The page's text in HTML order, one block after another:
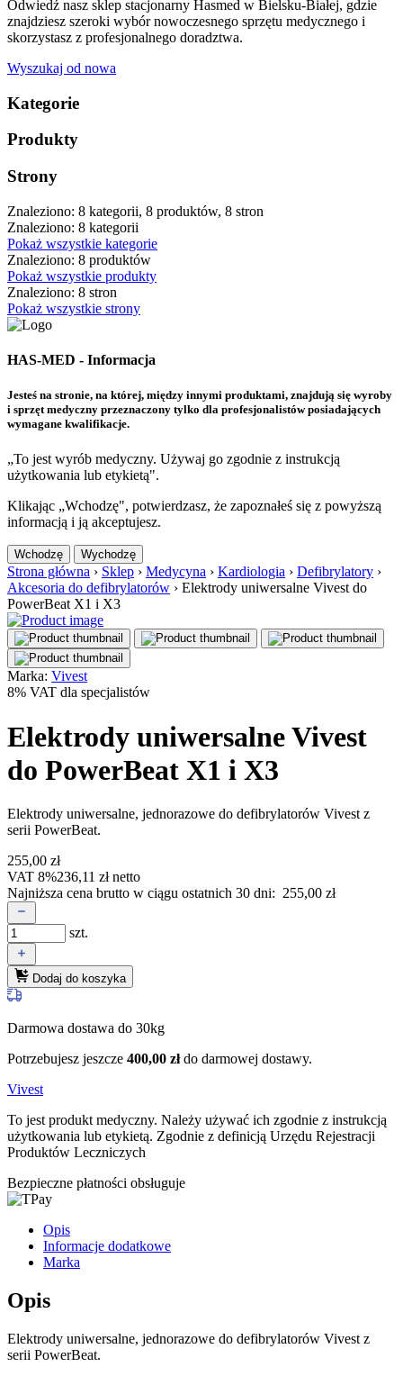
Odwiedź nasz sklep stacjonarny Hasmed w Bielsku-Białej, gdzie
znajdziesz szeroki wybór nowoczesnego sprzętu medycznego i
skorzystasz z profesjonalnego doradztwa.
Wyszukaj od nowa
Kategorie
Produkty
Strony
Znaleziono: 8 kategorii, 8 produktów, 8 stron
Znaleziono: 8 kategorii
Pokaż wszystkie kategorie
Znaleziono: 8 produktów
Pokaż wszystkie produkty
Znaleziono: 8 stron
Pokaż wszystkie strony
HAS-MED - Informacja
Jesteś na stronie, na której, między innymi produktami, znajdują się wyroby
i sprzęt medyczny przeznaczony tylko dla profesjonalistów posiadających
wymagane kwalifikacje.
„To jest wyrób medyczny. Używaj go zgodnie z instrukcją
użytkowania lub etykietą".
Klikając „Wchodzę", potwierdzasz, że zapoznałeś się z powyższą
informacją i ją akceptujesz.
Wchodzę Wychodzę
Strona główna › Sklep › Medycyna › Kardiologia › Defibrylatory ›
Akcesoria do defibrylatorów › Elektrody uniwersalne Vivest do
PowerBeat X1 i X3
Marka: Vivest
8% VAT dla specjalistów
Elektrody uniwersalne Vivest
do PowerBeat X1 i X3
Elektrody uniwersalne, jednorazowe do defibrylatorów Vivest z
serii PowerBeat.
255,00 zł
VAT 8%236,11 złnetto
Najniższa cena brutto w ciągu ostatnich 30 dni: 255,00 zł
szt.
Dodaj do koszyka
Darmowa dostawa do 30kg
Potrzebujesz jeszcze 400,00 złdo darmowej dostawy.
Vivest
To jest produkt medyczny. Należy używać ich zgodnie z instrukcją
użytkowania lub etykietą. Zgodnie z definicją Urzędu Rejestracji
Produktów Leczniczych
Bezpieczne płatności obsługuje
Opis
Informacje dodatkowe
Marka
Opis
Elektrody uniwersalne, jednorazowe do defibrylatorów Vivest z
serii PowerBeat.